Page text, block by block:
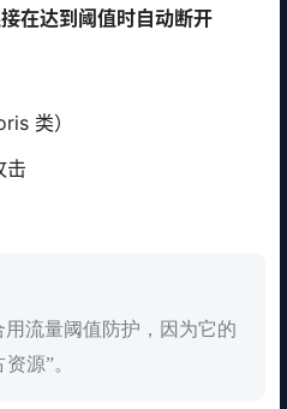
在达到阈值时自动断开
类）
击
用流量阈值防护，因为它的
源”。